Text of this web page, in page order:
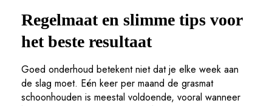
Regelmaat en slimme tips voor
het beste resultaat
Goed onderhoud betekent niet dat je elke week aan
de slag moet. Eén keer per maand de grasmat
schoonhouden is meestal voldoende, vooral wanneer